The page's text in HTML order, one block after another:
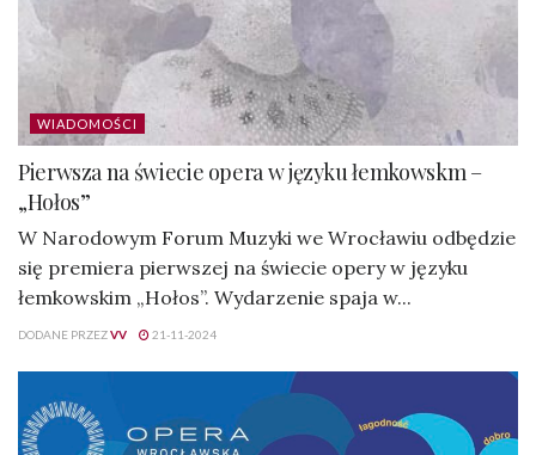
WIADOMOŚCI
Pierwsza na świecie opera w języku łemkowskm –
„Hołos”
W Narodowym Forum Muzyki we Wrocławiu odbędzie
się premiera pierwszej na świecie opery w języku
łemkowskim „Hołos”. Wydarzenie spaja w...
DODANE PRZEZVV 21-11-2024